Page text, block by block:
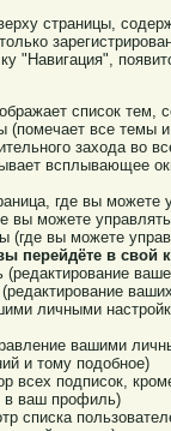
страницы,
"Навигация",
список тем,
(помечает все темы
захода во
всплывающее
где вы
вы можете
(где вы можете
перейдёте в свой
(редактирование
личными
вашими
и тому подобное)
всех подписок,
в ваш профиль)
списка